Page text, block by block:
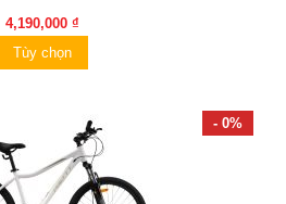
4,190,000 ₫
Tùy chọn
- 0%